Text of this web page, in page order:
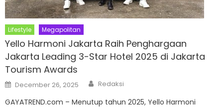
Lifestyle Megapolitan
Yello Harmoni Jakarta Raih Penghargaan
Jakarta Leading 3-Star Hotel 2025 di Jakarta
Tourism Awards
Posted
on
December 26, 2025 Author
Redaksi
GAYATREND.com – Menutup tahun 2025, Yello Harmoni